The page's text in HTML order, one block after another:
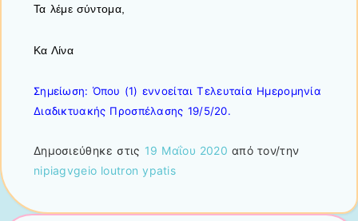
Τα λέμε σύντομα,
Κα Λίνα
Σημείωση: Όπου (1) εννοείται Τελευταία Ημερομηνία
Διαδικτυακής Προσπέλασης 19/5/20.
Δημοσιεύθηκε στις 19 Μαΐου 2020 από τον/την
nipiagvgeio loutron ypatis